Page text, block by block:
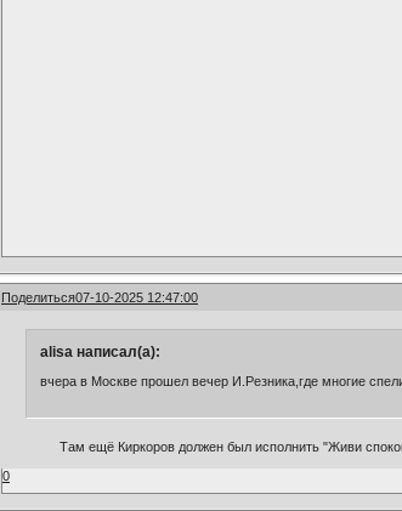
Поделиться07-10-2025 12:47:00
alisa написал(а):
вчера в Москве прошел вечер И.Резника,где многие
Там ещё Киркоров должен был исполнить "Живи
0